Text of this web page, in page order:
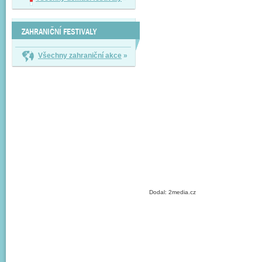
ZAHRANIČNÍ FESTIVALY
Všechny zahraniční akce »
Dodal: 2media.cz